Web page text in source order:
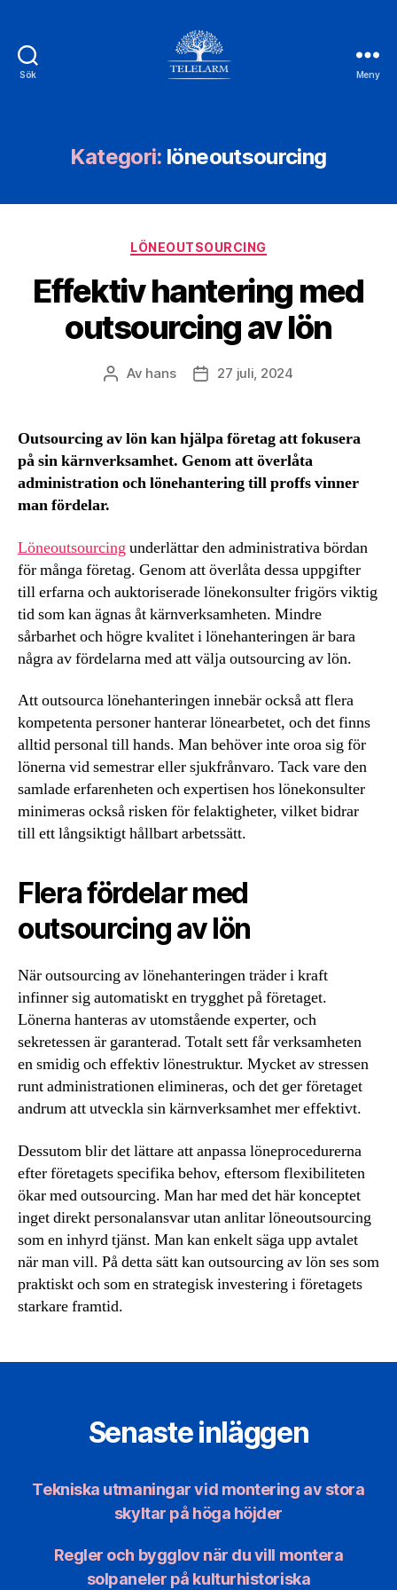
Sök Meny
Kategori: löneoutsourcing
Kategorier
LÖNEOUTSOURCING
Effektiv hantering med
outsourcing av lön
Inläggsförfattare
Av hans Inläggsdatum
27 juli, 2024
Outsourcing av lön kan hjälpa företag att fokusera
på sin kärnverksamhet. Genom att överlåta
administration och lönehantering till proffs vinner
man fördelar.
Löneoutsourcingunderlättar den administrativa bördan
för många företag. Genom att överlåta dessa uppgifter
till erfarna och auktoriserade lönekonsulter frigörs viktig
tid som kan ägnas åt kärnverksamheten. Mindre
sårbarhet och högre kvalitet i lönehanteringen är bara
några av fördelarna med att välja outsourcing av lön.
Att outsourca lönehanteringen innebär också att flera
kompetenta personer hanterar lönearbetet, och det finns
alltid personal till hands. Man behöver inte oroa sig för
lönerna vid semestrar eller sjukfrånvaro. Tack vare den
samlade erfarenheten och expertisen hos lönekonsulter
minimeras också risken för felaktigheter, vilket bidrar
till ett långsiktigt hållbart arbetssätt.
Flera fördelar med
outsourcing av lön
När outsourcing av lönehanteringen träder i kraft
infinner sig automatiskt en trygghet på företaget.
Lönerna hanteras av utomstående experter, och
sekretessen är garanterad. Totalt sett får verksamheten
en smidig och effektiv lönestruktur. Mycket av stressen
runt administrationen elimineras, och det ger företaget
andrum att utveckla sin kärnverksamhet mer effektivt.
Dessutom blir det lättare att anpassa löneprocedurerna
efter företagets specifika behov, eftersom flexibiliteten
ökar med outsourcing. Man har med det här konceptet
inget direkt personalansvar utan anlitar löneoutsourcing
som en inhyrd tjänst. Man kan enkelt säga upp avtalet
när man vill. På detta sätt kan outsourcing av lön ses som
praktiskt och som en strategisk investering i företagets
starkare framtid.
Senaste inläggen
Tekniska utmaningar vid montering av stora
skyltar på höga höjder
Regler och bygglov när du vill montera
solpaneler på kulturhistoriska